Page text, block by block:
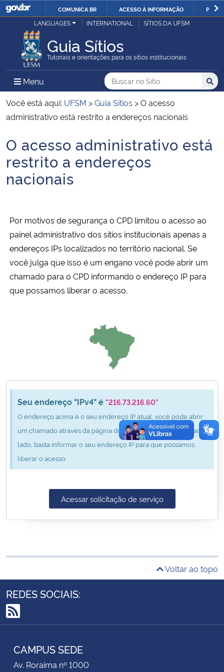
IR
O
COMUNICA BR ACESSO À INFORMAÇÃO
Ministério da Justiça e Segurança Pública
Ministério da Defesa
Ministério das Relações Exteriores
Ministério da Infraestrutura
Ministério da Agricultura, Pecuária e Abastecimento
Ministério da Cidadania
Ministério da Saúde
Ministério do Desenvolvimento Regional
Controladoria-Geral da União
Ministério da Mulher, da Família e dos Direitos Humanos
Secretaria-Geral
Secretaria de Governo
Planalto
LANGUAGES INTERNATIONAL SÍTIOS DA UFSM
Guia Sítios
Tutoriais e orientações para os sítios institucionais
Menu Menu Principal do Sítio
Busca
Buscar no no Sítio
Busca:
Você está aqui: UFSM >Guia Sítios >O acesso
administrativo está restrito a endereços nacionais
Início do conteúdo
O acesso administrativo está
restrito a endereços
nacionais
Por motivos de segurança o CPD limitou o acesso ao
painel administrativo dos sítios institucionais apenas a
endereços IPs localizados no território nacional. Se
você julga que isso é um engano você pode abrir um
chamado para o CPD informando o endereço IP para
que possamos liberar o acesso.
Seu endereço "IPv4" é "216.73.216.60"
O endereço acima é o seu endereço IP atual, você pode abrir
um chamado através da página do CPD clicando no botão ao
lado, basta informar o seu endereço IP para que possamos
liberar o acesso.
Acessar solicitação de serviço
Voltar ao topo
REDES SOCIAIS:
RSS
CAMPUS SEDE
Av. Roraima nº 1000